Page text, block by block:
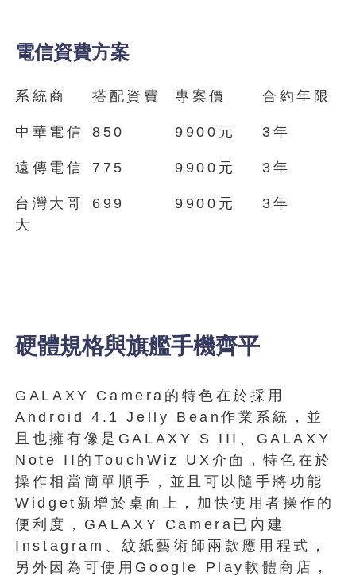
電信資費方案
系統商 搭配資費 專案價 合約年限
中華電信 850 9900元 3年
遠傳電信 775 9900元 3年
台灣大哥
大
699 9900元 3年
硬體規格與旗艦手機齊平
GALAXY Camera的特色在於採用
Android 4.1 Jelly Bean作業系統，並
且也擁有像是GALAXY S III、GALAXY
Note II的TouchWiz UX介面，特色在於
操作相當簡單順手，並且可以隨手將功能
Widget新增於桌面上，加快使用者操作的
便利度，GALAXY Camera已內建
Instagram、紋紙藝術師兩款應用程式，
另外因為可使用Google Play軟體商店，